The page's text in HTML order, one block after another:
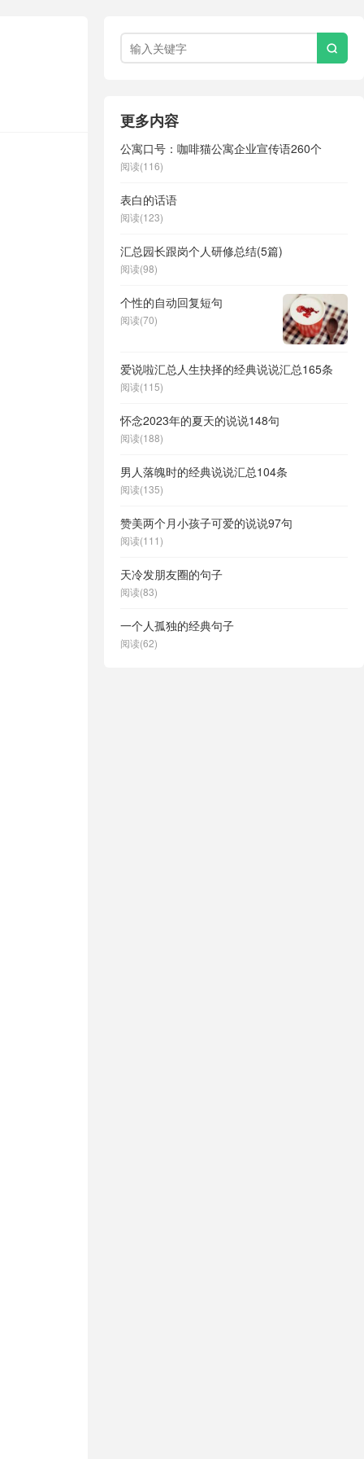

更多内容
公寓口号：咖啡猫公寓企业宣传语260个
阅读(116)
表白的话语
阅读(123)
汇总园长跟岗个人研修总结(5篇)
阅读(98)
个性的自动回复短句
阅读(70)
爱说啦汇总人生抉择的经典说说汇总165条
阅读(115)
怀念2023年的夏天的说说148句
阅读(188)
男人落魄时的经典说说汇总104条
阅读(135)
赞美两个月小孩子可爱的说说97句
阅读(111)
天冷发朋友圈的句子
阅读(83)
一个人孤独的经典句子
阅读(62)